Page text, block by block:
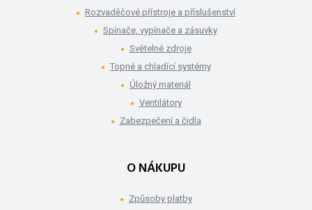
Rozvaděčové přístroje a příslušenství
Spínače, vypínače a zásuvky
Světelné zdroje
Topné a chladící systémy
Úložný materiál
Ventilátory
Zabezpečení a čidla
O NÁKUPU
Způsoby platby